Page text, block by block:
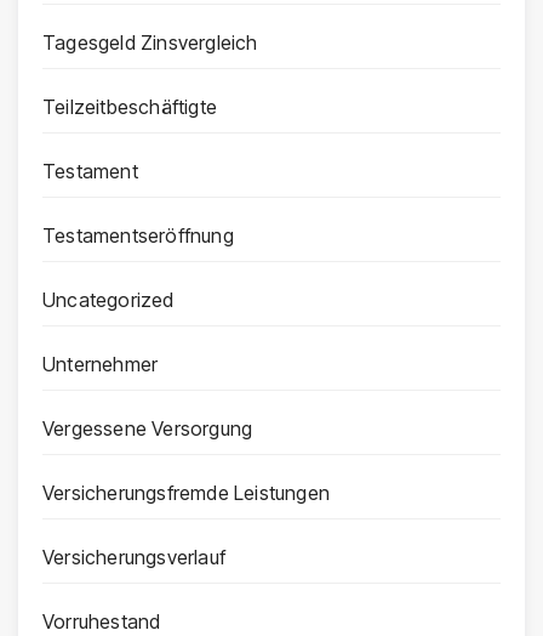
Tagesgeld Zinsvergleich
Teilzeitbeschäftigte
Testament
Testamentseröffnung
Uncategorized
Unternehmer
Vergessene Versorgung
Versicherungsfremde Leistungen
Versicherungsverlauf
Vorruhestand